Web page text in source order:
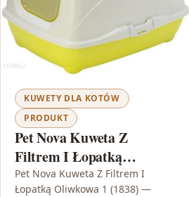
KUWETY DLA KOTÓW
PRODUKT
Pet Nova Kuweta Z
Filtrem I Łopatką
Oliwkowa 1 (1838)
Pet Nova Kuweta Z Filtrem I
Łopatką Oliwkowa 1 (1838) —